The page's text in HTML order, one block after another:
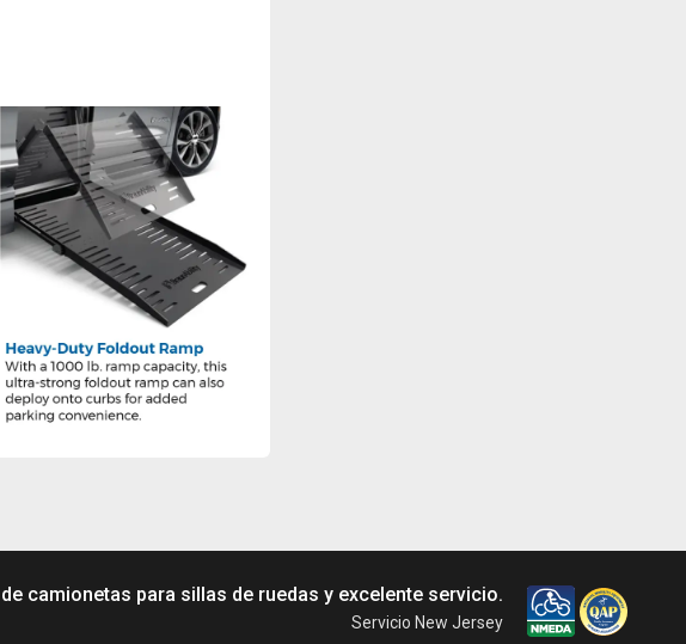
camionetas para sillas de ruedas y excelente servicio.
Servicio New Jersey